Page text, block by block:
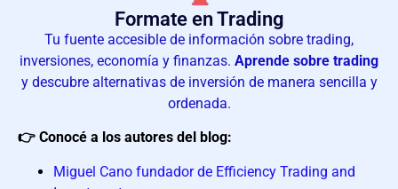
Formate en Trading
Tu fuente accesible de información sobre trading,
inversiones, economía y finanzas. Aprende sobre trading
y descubre alternativas de inversión de manera sencilla y
ordenada.
👉 Conocé a los autores del blog:
Miguel Cano fundador de Efficiency Trading and